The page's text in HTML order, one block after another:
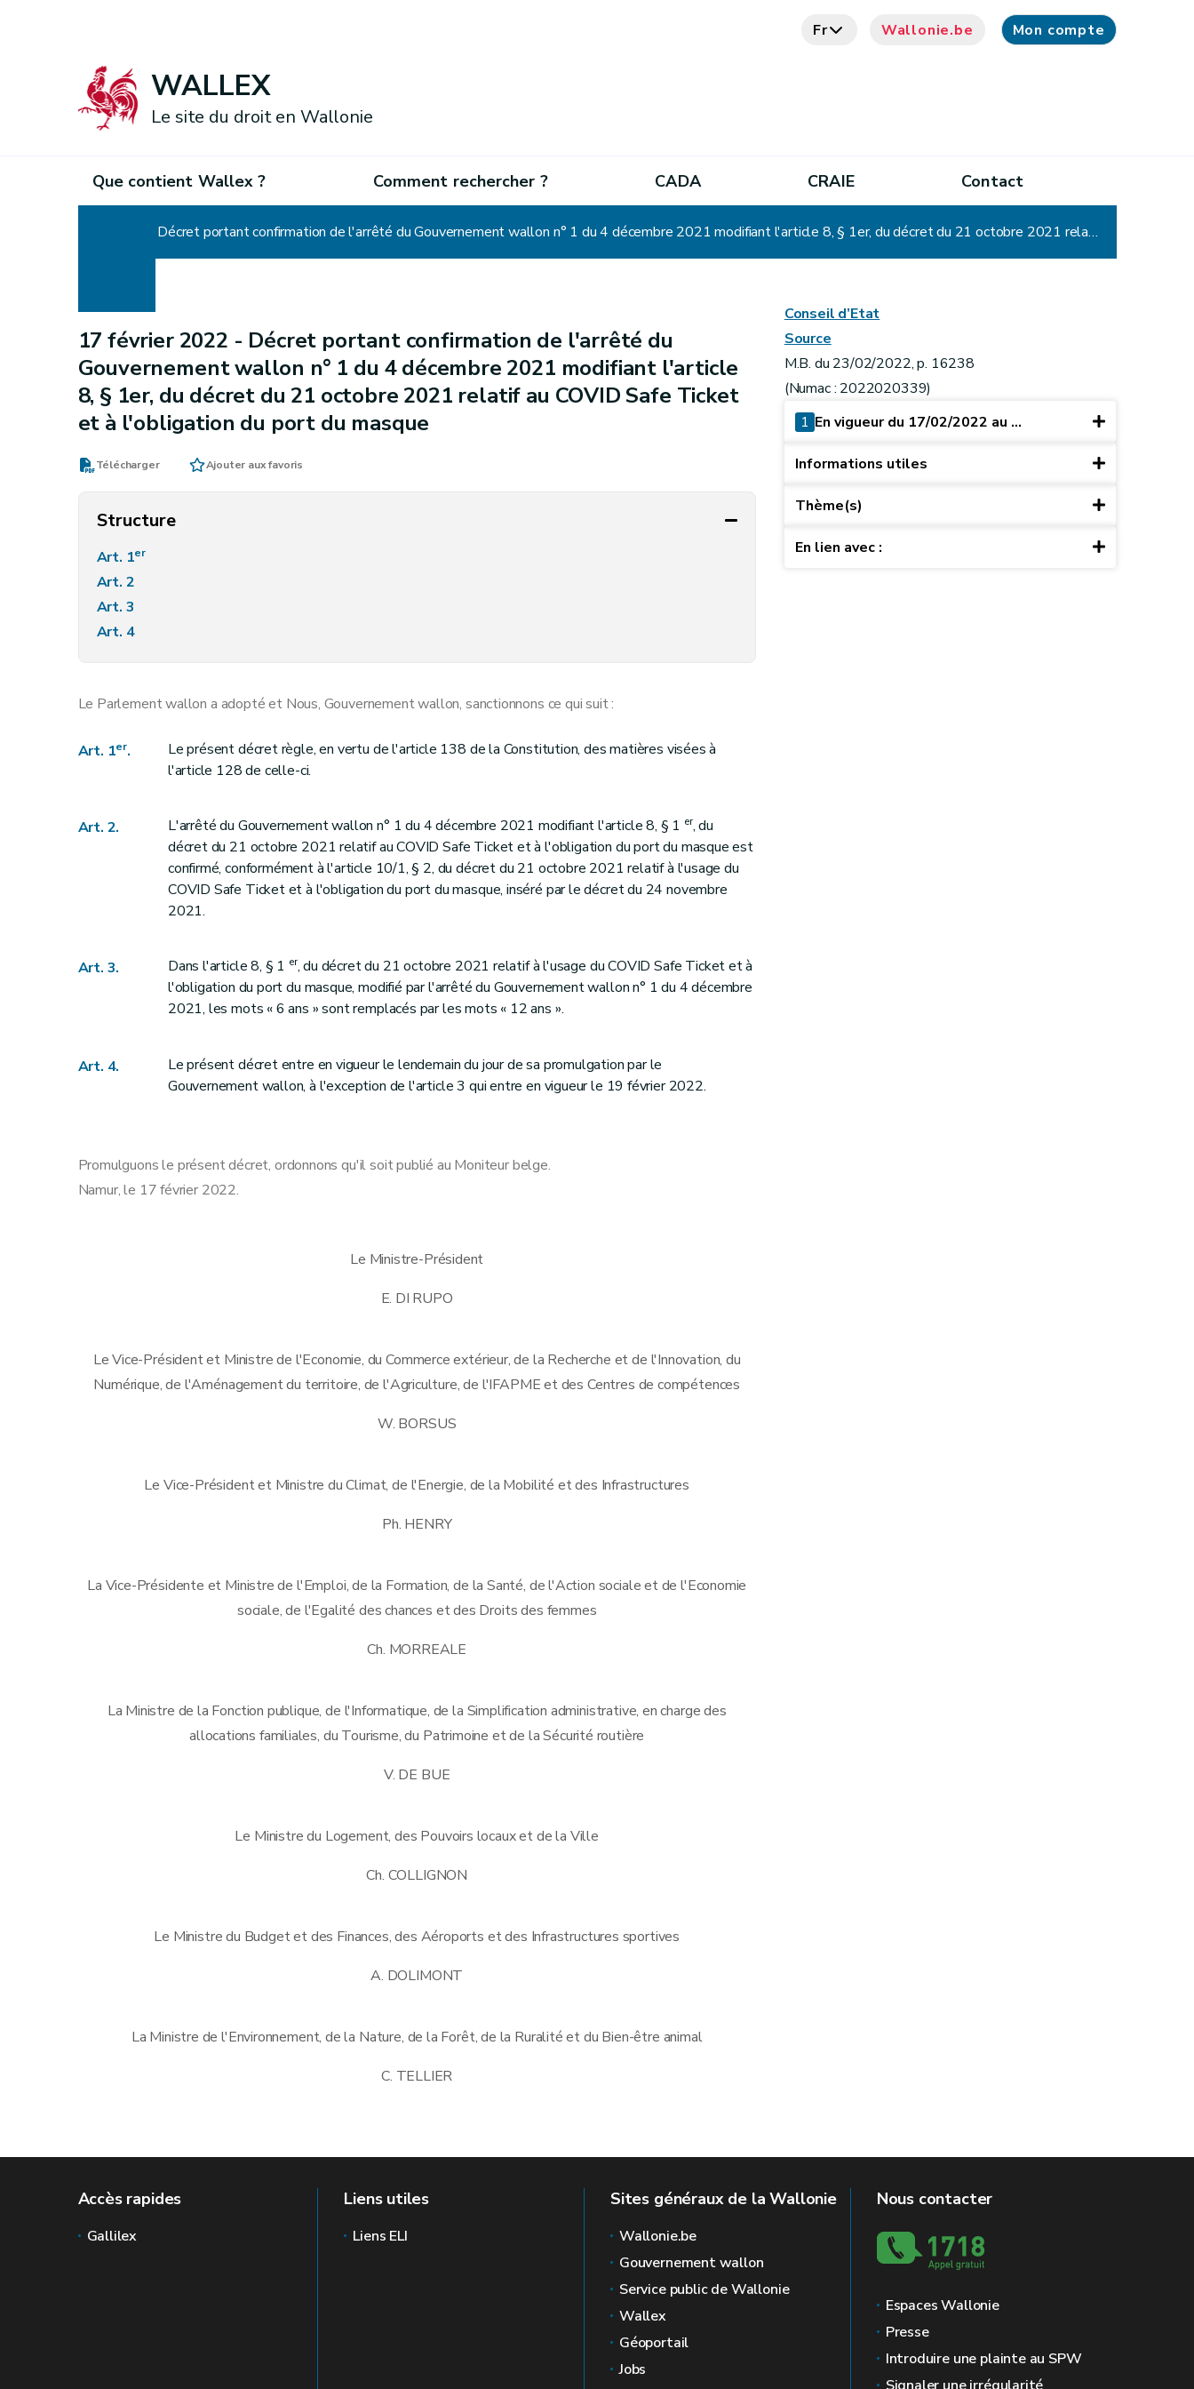
Fr Wallonie.be Mon compte
WALLEX
Le site du droit en Wallonie
Que contient Wallex ? Comment rechercher ? CADA CRAIE Contact
Décret portant confirmation de l'arrêté du Gouvernement wallon n° 1 du 4 décembre 2021 modifiant l'article 8, § 1er, du décret du 21 octobre 2021 relatif au COVID Safe Ticket et à l'obligation du port du masque
17 février 2022 - Décret portant confirmation de l'arrêté du
Gouvernement wallon n° 1 du 4 décembre 2021 modifiant l'article
8, § 1er, du décret du 21 octobre 2021 relatif au COVID Safe Ticket
et à l'obligation du port du masque
Télécharger Ajouter aux favoris
Structure
Art. 1er
Art. 2
Art. 3
Art. 4
Le Parlement wallon a adopté et Nous, Gouvernement wallon, sanctionnons ce qui suit :
Art. 1er.
Le présent décret règle, en vertu de l'article 138 de la Constitution, des matières visées à
l'article 128 de celle-ci.
Art. 2. L'arrêté du Gouvernement wallon n° 1 du 4 décembre 2021 modifiant l'article 8, § 1 er, du
décret du 21 octobre 2021 relatif au COVID Safe Ticket et à l'obligation du port du masque est
confirmé, conformément à l'article 10/1, § 2, du décret du 21 octobre 2021 relatif à l'usage du
COVID Safe Ticket et à l'obligation du port du masque, inséré par le décret du 24 novembre
2021.
Art. 3. Dans l'article 8, § 1 er, du décret du 21 octobre 2021 relatif à l'usage du COVID Safe Ticket et à
l'obligation du port du masque, modifié par l'arrêté du Gouvernement wallon n° 1 du 4 décembre
2021, les mots « 6 ans » sont remplacés par les mots « 12 ans ».
Art. 4.
Le présent décret entre en vigueur le lendemain du jour de sa promulgation par le
Gouvernement wallon, à l'exception de l'article 3 qui entre en vigueur le 19 février 2022.
Promulguons le présent décret, ordonnons qu'il soit publié au Moniteur belge.
Namur, le 17 février 2022.
Le Ministre-Président
E. DI RUPO
Le Vice-Président et Ministre de l'Economie, du Commerce extérieur, de la Recherche et de l'Innovation, du
Numérique, de l'Aménagement du territoire, de l'Agriculture, de l'IFAPME et des Centres de compétences
W. BORSUS
Le Vice-Président et Ministre du Climat, de l'Energie, de la Mobilité et des Infrastructures
Ph. HENRY
La Vice-Présidente et Ministre de l'Emploi, de la Formation, de la Santé, de l'Action sociale et de l'Economie
sociale, de l'Egalité des chances et des Droits des femmes
Ch. MORREALE
La Ministre de la Fonction publique, de l'Informatique, de la Simplification administrative, en charge des
allocations familiales, du Tourisme, du Patrimoine et de la Sécurité routière
V. DE BUE
Le Ministre du Logement, des Pouvoirs locaux et de la Ville
Ch. COLLIGNON
Le Ministre du Budget et des Finances, des Aéroports et des Infrastructures sportives
A. DOLIMONT
La Ministre de l'Environnement, de la Nature, de la Forêt, de la Ruralité et du Bien-être animal
C. TELLIER
Conseil d’Etat
Source
M.B. du 23/02/2022, p. 16238
(Numac : 2022020339)
1 En vigueur du 17/02/2022 au ...
Informations utiles
Thème(s)
En lien avec :
Accès rapides
Gallilex
Liens utiles
Liens ELI
Sites généraux de la Wallonie
Wallonie.be
Gouvernement wallon
Service public de Wallonie
Wallex
Géoportail
Jobs
Nous contacter
Espaces Wallonie
Presse
Introduire une plainte au SPW